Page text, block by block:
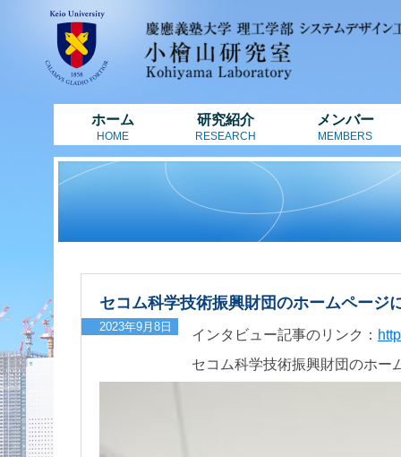
ホーム
HOME
研究紹介
RESEARCH
メンバー
MEMBERS
セコム科学技術振興財団のホームページ
2023年9月8日
インタビュー記事のリンク：
セコム科学技術振興財団のホー